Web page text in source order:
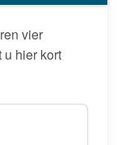
vier
u hier kort